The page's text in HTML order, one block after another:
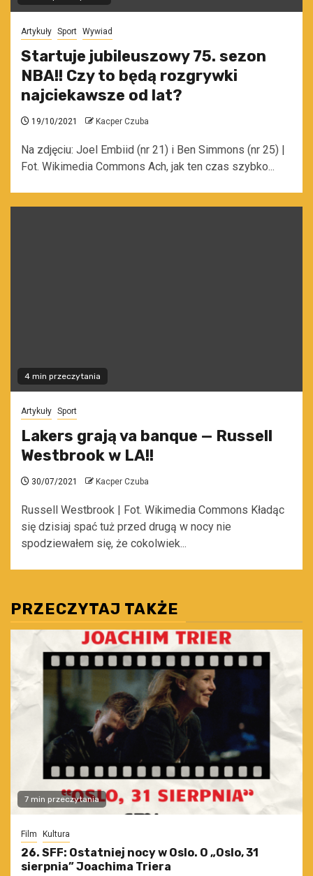
Artykuły Sport Wywiad
Startuje jubileuszowy 75. sezon
NBA!! Czy to będą rozgrywki
najciekawsze od lat?
19/10/2021 Kacper Czuba
Na zdjęciu: Joel Embiid (nr 21) i Ben Simmons (nr 25) |
Fot. Wikimedia Commons Ach, jak ten czas szybko...
4 min przeczytania
Artykuły Sport
Lakers grają va banque — Russell
Westbrook w LA!!
30/07/2021 Kacper Czuba
Russell Westbrook | Fot. Wikimedia Commons Kładąc
się dzisiaj spać tuż przed drugą w nocy nie
spodziewałem się, że cokolwiek...
PRZECZYTAJ TAKŻE
7 min przeczytania
Film Kultura
26. SFF: Ostatniej nocy w Oslo. O „Oslo, 31
sierpnia” Joachima Triera